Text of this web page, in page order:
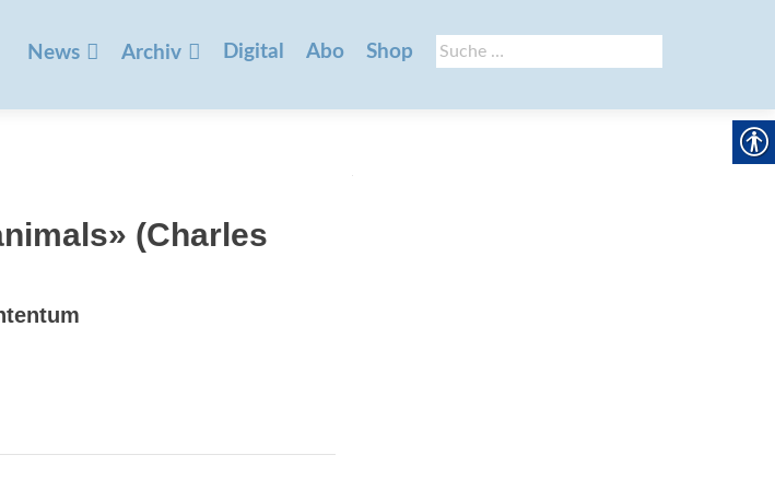
Suche
nach:
springen
News Archiv Digital Abo Shop
(Charles